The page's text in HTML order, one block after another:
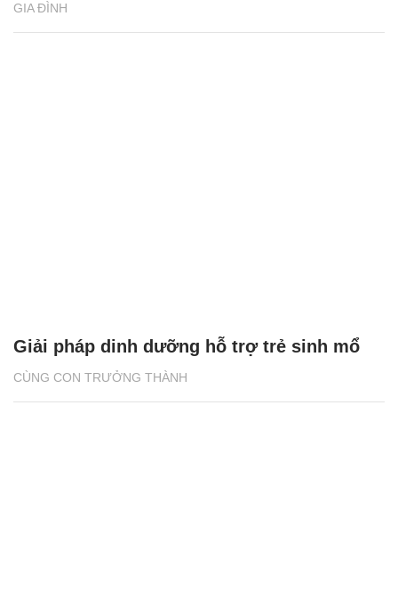
GIA ĐÌNH
CÙNG CON TRƯỞNG THÀNH
Giải pháp dinh dưỡng hỗ trợ trẻ sinh mổ